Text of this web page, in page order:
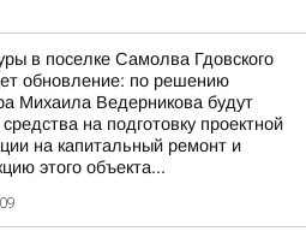
в поселке Самолва Гдовского
обновление: по решению
Михаила Ведерникова будут
на подготовку проектной
на капитальный ремонт и
этого объекта...